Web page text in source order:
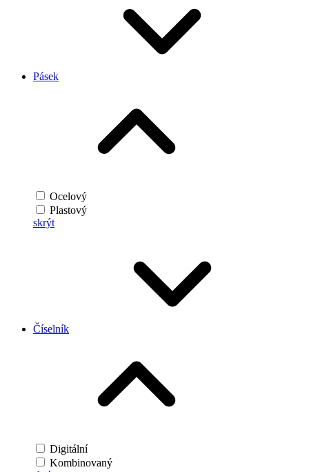
Pásek
Ocelový
Plastový
skrýt
Číselník
Digitální
Kombinovaný